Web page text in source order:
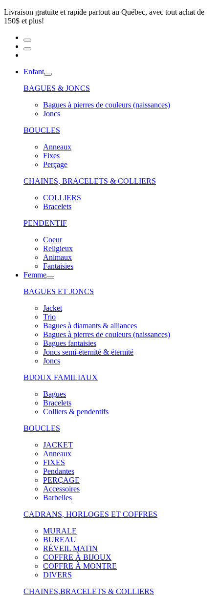
Livraison gratuite et rapide partout au Québec, avec tout achat de
150$ et plus!
Enfant
BAGUES & JONCS
Bagues à pierres de couleurs (naissances)
Joncs
BOUCLES
Anneaux
Fixes
Perçage
CHAINES, BRACELETS & COLLIERS
COLLIERS
Bracelets
PENDENTIF
Coeur
Religieux
Animaux
Fantaisies
Femme
BAGUES ET JONCS
Jacket
Trio
Bagues à diamants & alliances
Bagues à pierres de couleurs (naissances)
Bagues fantaisies
Joncs semi-éternité & éternité
Joncs
BIJOUX FAMILIAUX
Bagues
Bracelets
Colliers & pendentifs
BOUCLES
JACKET
Anneaux
FIXES
Pendantes
PERÇAGE
Accessoires
Barbelles
CADRANS, HORLOGES ET COFFRES
MURALE
BUREAU
RÉVEIL MATIN
COFFRE À BIJOUX
COFFRE À MONTRE
DIVERS
CHAINES,BRACELETS & COLLIERS